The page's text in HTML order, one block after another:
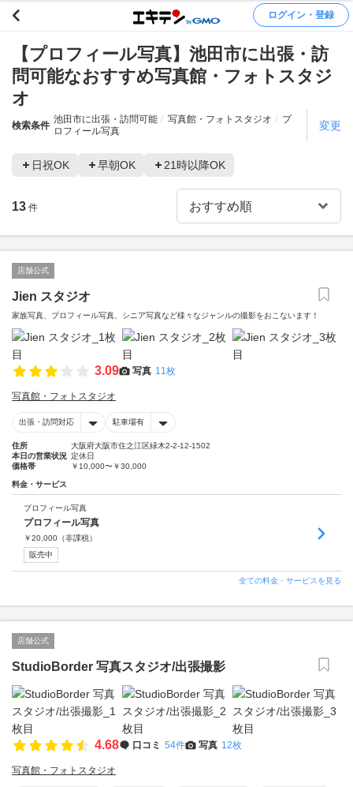
ログイン・登録
【プロフィール写真】池田市に出張・訪
問可能なおすすめ写真館・フォトスタジ
オ
検索条件
池田市に出張・訪問可能 写真館・フォトスタジオ
プ
ロフィール写真
変更
日祝OK 早朝OK 21時以降OK
13 件
店舗公式
Jien スタジオ
家族写真、プロフィール写真、シニア写真など様々なジャンルの撮影をおこないます！
3.09 写真 11枚
写真館・フォトスタジオ
出張・訪問対応 駐車場有
住所
大阪府大阪市住之江区緑木2-2-12-1502
本日の営業状況 定休日
価格帯
￥10,000〜￥30,000
料金・サービス
プロフィール写真
プロフィール写真
￥20,000 （非課税）
販売中
全ての料金・サービスを見る
店舗公式
StudioBorder 写真スタジオ/出張撮影
4.68 口コミ 54件 写真 12枚
写真館・フォトスタジオ